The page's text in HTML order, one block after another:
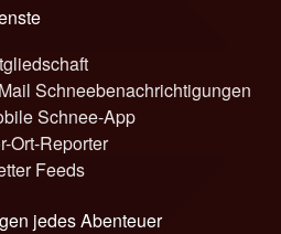
Schneebenachrichtigungen
Schnee-App
Ort-Reporter
Feeds
jedes Abenteuer